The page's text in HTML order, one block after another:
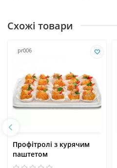
Схожі товари
pr006
Профітролі з курячим
паштетом